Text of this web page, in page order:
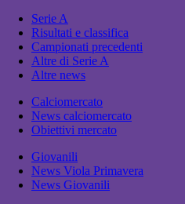
Serie A
Risultati e classifica
Campionati precedenti
Altre di Serie A
Altre news
Calciomercato
News calciomercato
Obiettivi mercato
Giovanili
News Viola Primavera
News Giovanili